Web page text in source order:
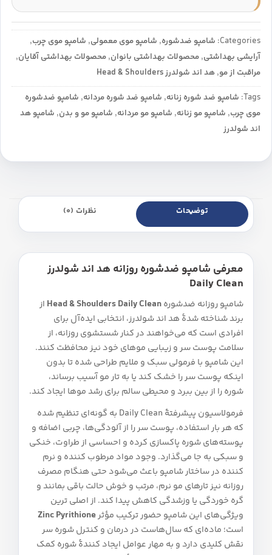
Categories: شامپو ضدشوره, شامپو موی معمولی, شامپو موی چرب,
آرایشی بهداشتی, محصولات بهداشتی بانوان, محصولات بهداشتی آقایان,
مراقبت از مو, هد اند شولدرز Head & Shoulders
Tags: شامپو ضد شوره زنانه, شامپو ضد شوره مردانه, شامپو ضدشوره
موی چرب, شامپو مو زنانه, شامپو مو مردانه, شامپو مو و بدن, شامپو هد
اند شولدرز
توضیحات نظرات (0)
معرفی شامپو ضدشوره روزانه هد اند شولدرز
Daily Clean
شامپو روزانه ضدشورهHead & Shoulders Daily Clean از
برند شناخته‌ شدهٔ هد اند شولدرز، انتخابی ایده‌آل برای
افرادی است که می‌خواهند در کنار شستشوی روزانه، از
سلامت پوست سر و زیبایی موهای خود نیز محافظت کنند.
این شامپو با فرمولی سبک و ملایم طراحی شده تا بدون
اینکه پوست سر را خشک کند یا به تار مو آسیب برساند،
شوره را از بین ببرد و محیطی سالم برای رشد موها ایجاد کند.
فرمولاسیون پیشرفتهٔ Daily Clean به‌ گونه‌ای تنظیم شده
که هر بار استفاده، پوست سر را از آلودگی‌ها، چربی اضافه و
پوسته‌های شوره پاکسازی کرده و احساسی از طراوت، خنکی
و سبکی به جا می‌گذارد. وجود مواد مرطوب‌ کننده و نرم‌
کننده در ساختار شامپو باعث می‌شود حتی هنگام مصرف
روزانه نیز تارهای مو نرم، مرتب و خوش‌ حالت باقی بمانند و
گره‌ خوردگی یا وزشدگی کاهش پیدا کند. از اصلی‌ ترین
ویژگی‌های این شامپو حضور ترکیب مؤثرZinc Pyrithione
است؛ ماده‌ای که سال‌هاست در درمان و کنترل شوره سر
نقش کلیدی دارد و به مهار عوامل ایجاد کنندهٔ شوره کمک